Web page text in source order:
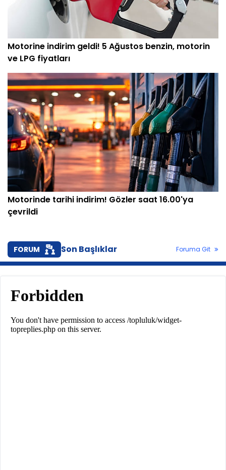
Motorine indirim geldi! 5 Ağustos benzin, motorin
ve LPG fiyatları
Motorinde tarihi indirim! Gözler saat 16.00'ya
çevrildi
FORUM Son Başlıklar Foruma Git